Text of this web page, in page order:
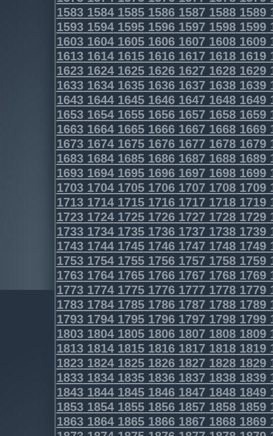
1583158415851586158715881589
1593159415951596159715981599
1603160416051606160716081609
1613161416151616161716181619
1623162416251626162716281629
1633163416351636163716381639
1643164416451646164716481649
1653165416551656165716581659
1663166416651666166716681669
1673167416751676167716781679
1683168416851686168716881689
1693169416951696169716981699
1703170417051706170717081709
1713171417151716171717181719
1723172417251726172717281729
1733173417351736173717381739
1743174417451746174717481749
1753175417551756175717581759
1763176417651766176717681769
1773177417751776177717781779
1783178417851786178717881789
1793179417951796179717981799
1803180418051806180718081809
1813181418151816181718181819
1823182418251826182718281829
1833183418351836183718381839
1843184418451846184718481849
1853185418551856185718581859
1863186418651866186718681869